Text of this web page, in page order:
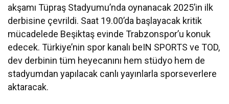
akşamı Tüpraş Stadyumu’nda oynanacak 2025’in ilk
derbisine çevrildi. Saat 19.00’da başlayacak kritik
mücadelede Beşiktaş evinde Trabzonspor’u konuk
edecek. Türkiye’nin spor kanalı beIN SPORTS ve TOD,
dev derbinin tüm heyecanını hem stüdyo hem de
stadyumdan yapılacak canlı yayınlarla sporseverlere
aktaracak.